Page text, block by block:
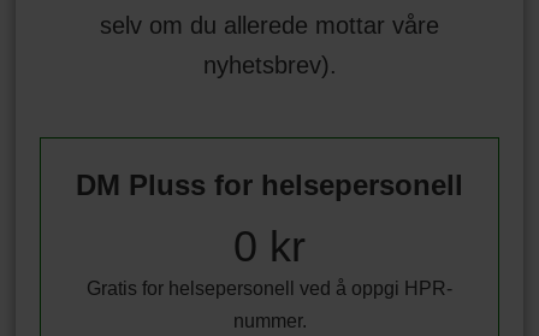
selv om du allerede mottar våre
nyhetsbrev).
DM Pluss for helsepersonell
0 kr
Gratis for helsepersonell ved å oppgi HPR-
nummer.